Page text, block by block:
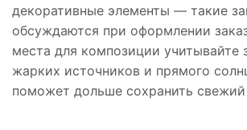
декоративные элементы — такие
обсуждаются при оформлении
места для композиции учитывайте
жарких источников и прямого
поможет дольше сохранить свежий